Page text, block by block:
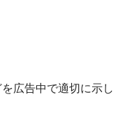
広告中で適切に示し